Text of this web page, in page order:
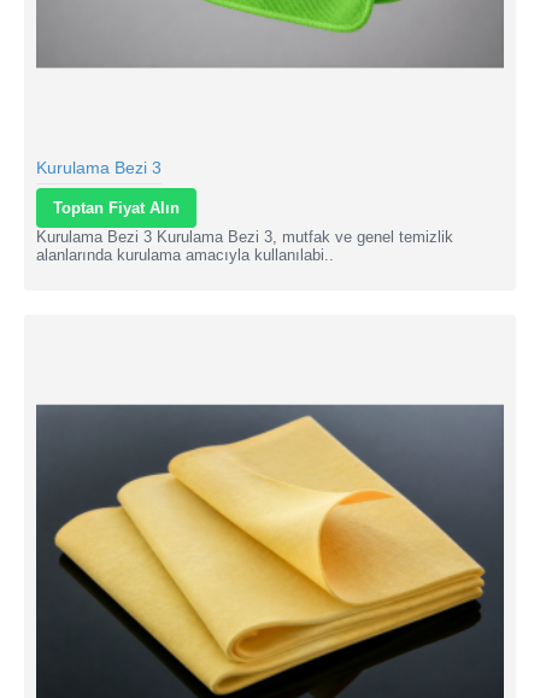
Kurulama Bezi 3
Toptan Fiyat Alın
Kurulama Bezi 3 Kurulama Bezi 3, mutfak ve genel temizlik
alanlarında kurulama amacıyla kullanılabi..